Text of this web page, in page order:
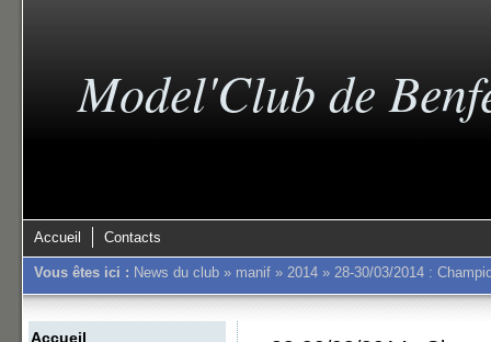
Model'Club de
Accueil Contacts
Vous êtes ici : News du club» manif» 2014» 28-30/03/2014 :
Accueil